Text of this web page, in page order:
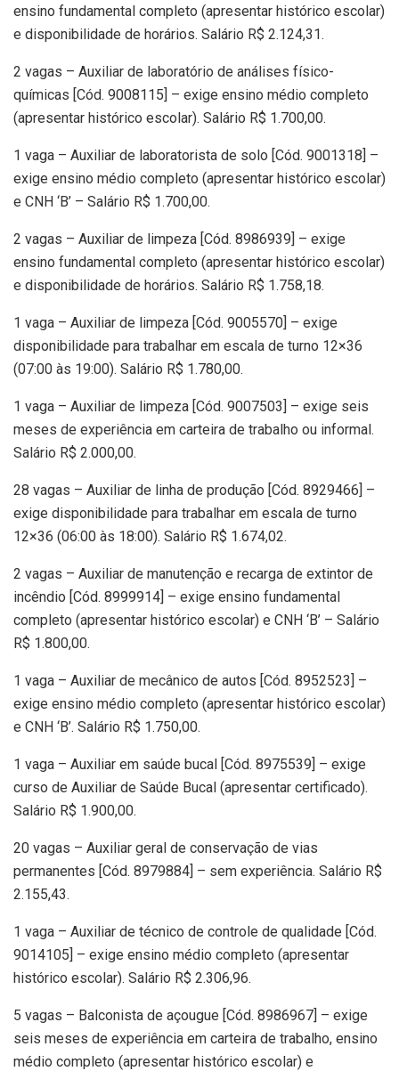
ensino fundamental completo (apresentar histórico escolar)
e disponibilidade de horários. Salário R$ 2.124,31.
2 vagas – Auxiliar de laboratório de análises físico-
químicas [Cód. 9008115] – exige ensino médio completo
(apresentar histórico escolar). Salário R$ 1.700,00.
1 vaga – Auxiliar de laboratorista de solo [Cód. 9001318] –
exige ensino médio completo (apresentar histórico escolar)
e CNH ‘B’ – Salário R$ 1.700,00.
2 vagas – Auxiliar de limpeza [Cód. 8986939] – exige
ensino fundamental completo (apresentar histórico escolar)
e disponibilidade de horários. Salário R$ 1.758,18.
1 vaga – Auxiliar de limpeza [Cód. 9005570] – exige
disponibilidade para trabalhar em escala de turno 12×36
(07:00 às 19:00). Salário R$ 1.780,00.
1 vaga – Auxiliar de limpeza [Cód. 9007503] – exige seis
meses de experiência em carteira de trabalho ou informal.
Salário R$ 2.000,00.
28 vagas – Auxiliar de linha de produção [Cód. 8929466] –
exige disponibilidade para trabalhar em escala de turno
12×36 (06:00 às 18:00). Salário R$ 1.674,02.
2 vagas – Auxiliar de manutenção e recarga de extintor de
incêndio [Cód. 8999914] – exige ensino fundamental
completo (apresentar histórico escolar) e CNH ‘B’ – Salário
R$ 1.800,00.
1 vaga – Auxiliar de mecânico de autos [Cód. 8952523] –
exige ensino médio completo (apresentar histórico escolar)
e CNH ‘B’. Salário R$ 1.750,00.
1 vaga – Auxiliar em saúde bucal [Cód. 8975539] – exige
curso de Auxiliar de Saúde Bucal (apresentar certificado).
Salário R$ 1.900,00.
20 vagas – Auxiliar geral de conservação de vias
permanentes [Cód. 8979884] – sem experiência. Salário R$
2.155,43.
1 vaga – Auxiliar de técnico de controle de qualidade [Cód.
9014105] – exige ensino médio completo (apresentar
histórico escolar). Salário R$ 2.306,96.
5 vagas – Balconista de açougue [Cód. 8986967] – exige
seis meses de experiência em carteira de trabalho, ensino
médio completo (apresentar histórico escolar) e